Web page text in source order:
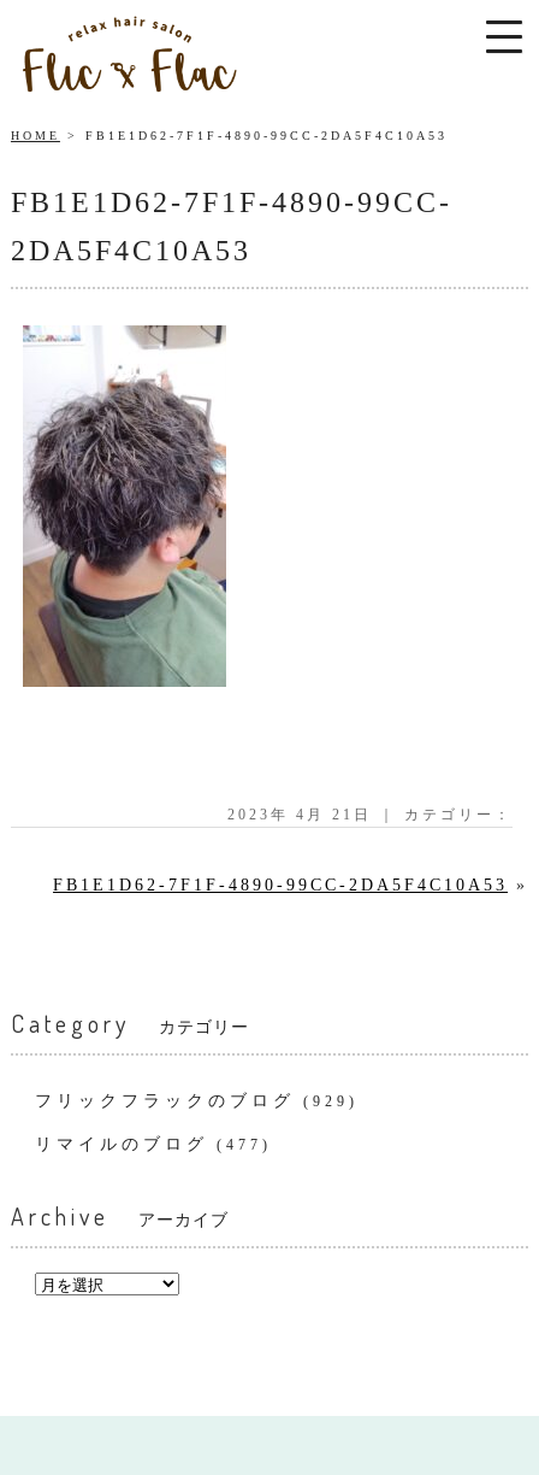
HOME FB1E1D62-7F1F-4890-99CC-2DA5F4C10A53
FB1E1D62-7F1F-4890-99CC-
2DA5F4C10A53
2023年 4月 21日 ｜ カテゴリー：
FB1E1D62-7F1F-4890-99CC-2DA5F4C10A53 »
Category カテゴリー
フリックフラックのブログ (929)
リマイルのブログ (477)
Archive アーカイブ